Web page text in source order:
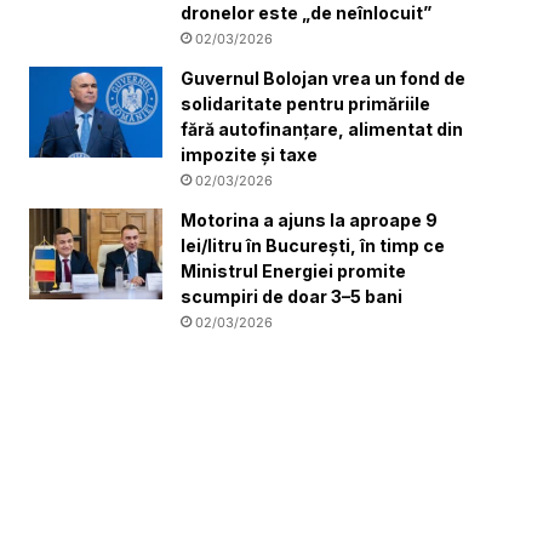
dronelor este „de neînlocuit”
02/03/2026
Guvernul Bolojan vrea un fond de
solidaritate pentru primăriile
fără autofinanțare, alimentat din
impozite și taxe
02/03/2026
Motorina a ajuns la aproape 9
lei/litru în București, în timp ce
Ministrul Energiei promite
scumpiri de doar 3–5 bani
02/03/2026